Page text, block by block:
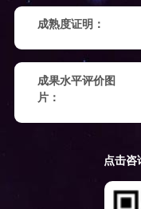
成熟度证明：
成果水平评价图
片：
点击咨